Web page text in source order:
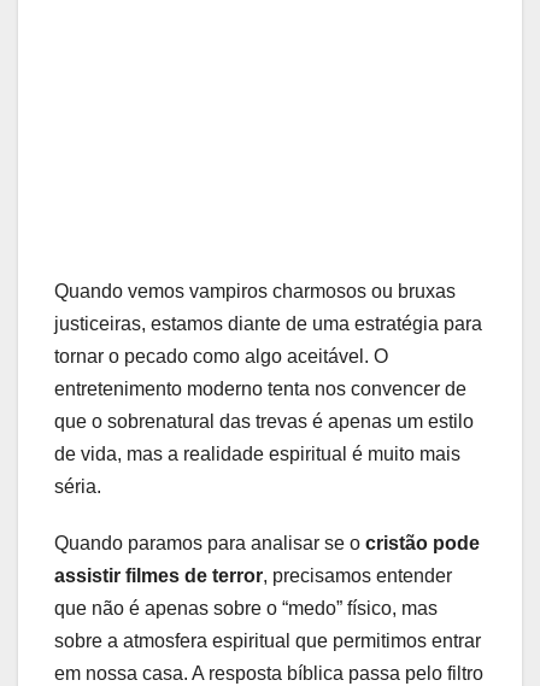
Quando vemos vampiros charmosos ou bruxas
justiceiras, estamos diante de uma estratégia para
tornar o pecado como algo aceitável. O
entretenimento moderno tenta nos convencer de
que o sobrenatural das trevas é apenas um estilo
de vida, mas a realidade espiritual é muito mais
séria.
Quando paramos para analisar se o cristão pode
assistir filmes de terror, precisamos entender
que não é apenas sobre o “medo” físico, mas
sobre a atmosfera espiritual que permitimos entrar
em nossa casa. A resposta bíblica passa pelo filtro